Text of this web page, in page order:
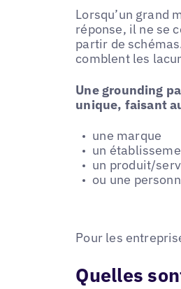
Lorsqu’un grand
réponse, il ne se
partir de
comblent les
Une grounding
unique, faisant
une marque
un
un produit/
ou une
Pour les
Quelles